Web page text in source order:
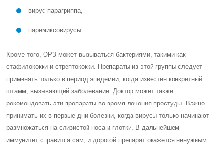
вирус парагриппа,
паремиксовирусы.
Кроме того, ОРЗ может вызываться бактериями, такими как
стафилококки и стрептококки. Препараты из этой группы следует
применять только в период эпидемии, когда известен конкретный
штамм, вызывающий заболевание. Доктор может также
рекомендовать эти препараты во время лечения простуды. Важно
принимать их в первые дни болезни, когда вирусы только начинают
размножаться на слизистой носа и глотки. В дальнейшем
иммунитет справится сам, и дорогой препарат окажется ненужным.